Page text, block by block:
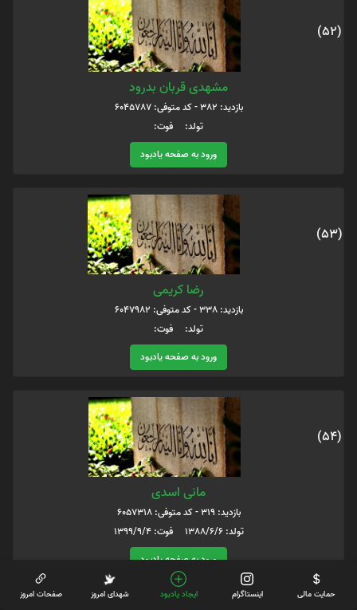
(52)
مشهدی قربان بدرود
بازدید: 382 - کد متوفی: 6045787
تولد: فوت:
ورود به صفحه یادبود
(53)
رضا کریمی
بازدید: 338 - کد متوفی: 6047982
تولد: فوت:
ورود به صفحه یادبود
(54)
مانی اسدی
بازدید: 319 - کد متوفی: 6057318
تولد: 1388/6/6 فوت: 1399/9/4
ورود به صفحه یادبود
حمایت مالی اینستاگرام ایجاد یادبود شهدای امروز صفحات امروز